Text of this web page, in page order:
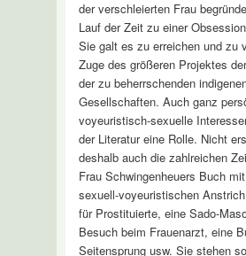
der verschleierten Frau
Lauf der Zeit zu einer
Sie galt es zu erreichen und zu
Zuge des größeren Projektes
der zu beherrschenden
Gesellschaften. Auch ganz
voyeuristisch-sexuelle
der Literatur eine Rolle. Nicht
deshalb auch die zahlreichen
Frau Schwingenheuers Buch
sexuell-voyeuristischen
für Prostituierte, eine Sado-
Besuch beim Frauenarzt, eine
Seitensprung usw. Sie stehen